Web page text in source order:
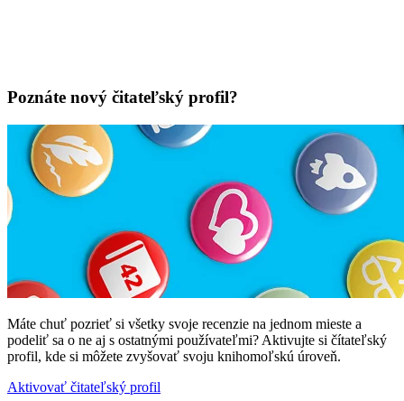
Poznáte nový čitateľský profil?
Máte chuť pozrieť si všetky svoje recenzie na jednom mieste a
podeliť sa o ne aj s ostatnými používateľmi? Aktivujte si čítateľský
profil, kde si môžete zvyšovať svoju knihomoľskú úroveň.
Aktivovať čitateľský profil